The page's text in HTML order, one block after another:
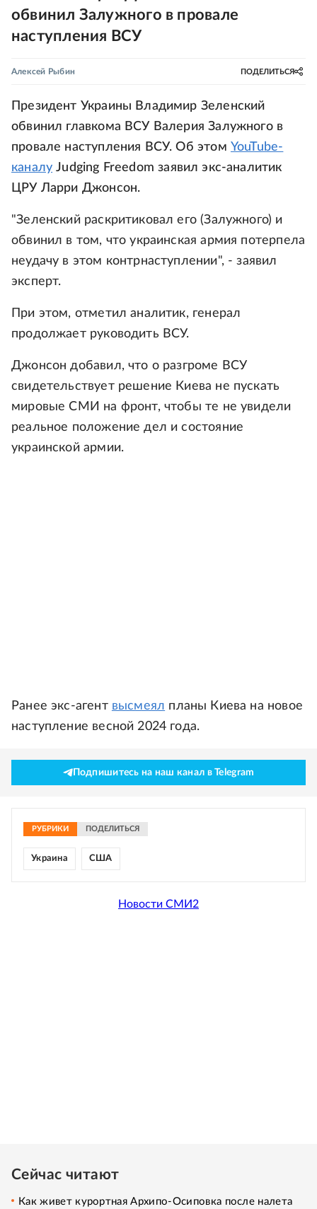
обвинил Залужного в провале
наступления ВСУ
Алексей Рыбин ПОДЕЛИТЬСЯ
Президент Украины Владимир Зеленский
обвинил главкома ВСУ Валерия Залужного в
провале наступления ВСУ. Об этом YouTube-
каналу Judging Freedom заявил экс-аналитик
ЦРУ Ларри Джонсон.
"Зеленский раскритиковал его (Залужного) и
обвинил в том, что украинская армия потерпела
неудачу в этом контрнаступлении", - заявил
эксперт.
При этом, отметил аналитик, генерал
продолжает руководить ВСУ.
Джонсон добавил, что о разгроме ВСУ
свидетельствует решение Киева не пускать
мировые СМИ на фронт, чтобы те не увидели
реальное положение дел и состояние
украинской армии.
Ранее экс-агент высмеял планы Киева на новое
наступление весной 2024 года.
Подпишитесь на наш канал в Telegram
РУБРИКИ ПОДЕЛИТЬСЯ
Украина США
Новости СМИ2
Сейчас читают
Как живет курортная Архипо-Осиповка после налета